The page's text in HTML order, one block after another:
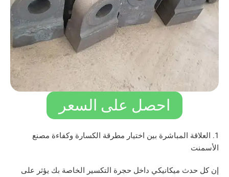
احصل على السعر
المباشرة بين اختيار مطرقة الكسارة وكفاءة مصنع
ميكانيكي داخل حجرة التكسير الخاصة بك يؤثر على